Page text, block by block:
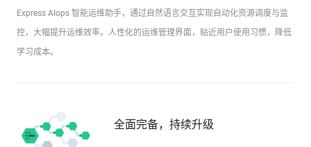
Express AIops 智能运维助手，通过自然语言交互实现自动化资源调度与监
控，大幅提升运维效率。人性化的运维管理界面，贴近用户使用习惯，降低
学习成本。
全面完备，持续升级